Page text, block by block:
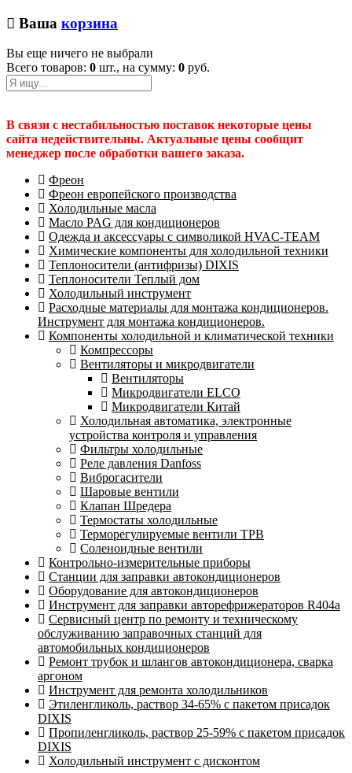
Ваша корзина
Вы еще ничего не выбрали
Всего товаров: 0 шт., на сумму: 0 руб.
В связи с нестабильностью поставок некоторые цены
сайта недействительны. Актуальные цены сообщит
менеджер после обработки вашего заказа.
Фреон
Фреон европейского производства
Холодильные масла
Масло PAG для кондиционеров
Одежда и аксессуары с символикой HVAC-TEAM
Химические компоненты для холодильной техники
Теплоносители (антифризы) DIXIS
Теплоносители Теплый дом
Холодильный инструмент
Расходные материалы для монтажа кондиционеров.
Инструмент для монтажа кондиционеров.
Компоненты холодильной и климатической техники
Компрессоры
Вентиляторы и микродвигатели
Вентиляторы
Микродвигатели ELCO
Микродвигатели Китай
Холодильная автоматика, электронные
устройства контроля и управления
Фильтры холодильные
Реле давления Danfoss
Виброгасители
Шаровые вентили
Клапан Шредера
Термостаты холодильные
Терморегулируемые вентили ТРВ
Соленоидные вентили
Контрольно-измерительные приборы
Станции для заправки автокондиционеров
Оборудование для автокондиционеров
Инструмент для заправки авторефрижераторов R404a
Сервисный центр по ремонту и техническому
обслуживанию заправочных станций для
автомобильных кондиционеров
Ремонт трубок и шлангов автокондиционера, сварка
аргоном
Инструмент для ремонта холодильников
Этиленгликоль, раствор 34-65% с пакетом присадок
DIXIS
Пропиленгликоль, раствор 25-59% с пакетом присадок
DIXIS
Холодильный инструмент с дисконтом